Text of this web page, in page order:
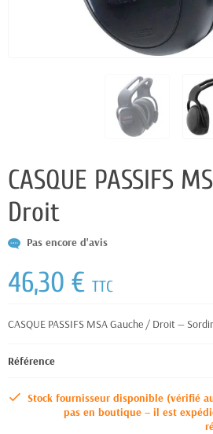
CASQUE PASSIFS
Droit
Pas encore d'avis
46,30 € TTC
CASQUE PASSIFS MSA Gauche / Droit —
Référence
Stock fournisseur disponible (vérifié
pas en boutique – il est